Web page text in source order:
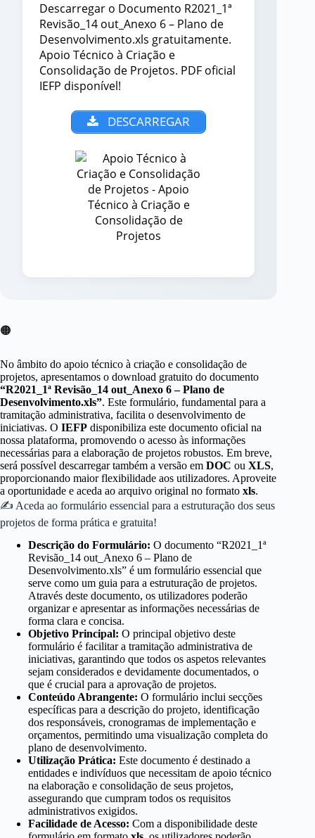
Descarregar o Documento R2021_1ª
Revisão_14 out_Anexo 6 – Plano de
Desenvolvimento.xls gratuitamente.
Apoio Técnico à Criação e
Consolidação de Projetos. PDF oficial
IEFP disponível!
DESCARREGAR
🟠
No âmbito do apoio técnico à criação e consolidação de
projetos, apresentamos o download gratuito do documento
“R2021_1ª Revisão_14 out_Anexo 6 – Plano de
Desenvolvimento.xls”. Este formulário, fundamental para a
tramitação administrativa, facilita o desenvolvimento de
iniciativas. O IEFP disponibiliza este documento oficial na
nossa plataforma, promovendo o acesso às informações
necessárias para a elaboração de projetos robustos. Em breve,
será possível descarregar também a versão em DOC ou XLS,
proporcionando maior flexibilidade aos utilizadores. Aproveite
a oportunidade e aceda ao arquivo original no formato xls.
✍ Aceda ao formulário essencial para a estruturação dos seus
projetos de forma prática e gratuita!
Descrição do Formulário: O documento “R2021_1ª
Revisão_14 out_Anexo 6 – Plano de
Desenvolvimento.xls” é um formulário essencial que
serve como um guia para a estruturação de projetos.
Através deste documento, os utilizadores poderão
organizar e apresentar as informações necessárias de
forma clara e concisa.
Objetivo Principal: O principal objetivo deste
formulário é facilitar a tramitação administrativa de
iniciativas, garantindo que todos os aspetos relevantes
sejam considerados e devidamente documentados, o
que é crucial para a aprovação de projetos.
Conteúdo Abrangente: O formulário inclui secções
específicas para a descrição do projeto, identificação
dos responsáveis, cronogramas de implementação e
orçamentos, permitindo uma visualização completa do
plano de desenvolvimento.
Utilização Prática: Este documento é destinado a
entidades e indivíduos que necessitam de apoio técnico
na elaboração e consolidação de seus projetos,
assegurando que cumpram todos os requisitos
administrativos exigidos.
Facilidade de Acesso: Com a disponibilidade deste